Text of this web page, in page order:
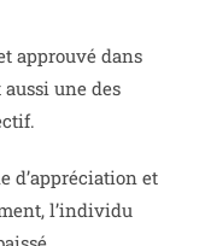
approuvé dans
une des
d’appréciation et
l’individu